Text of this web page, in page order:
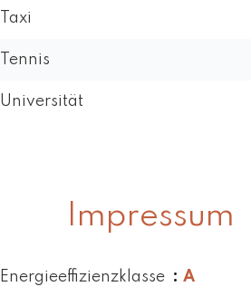
Taxi
Tennis
Universität
Impressum
Energieeffizienzklasse A